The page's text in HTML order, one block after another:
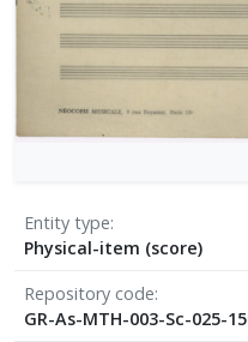
[Φάκελος]
[Φάκελος]
[Φάκελος]
[Φάκελος]
[Φάκελος]
[Φάκελος]
[Φάκελος]
[Φάκελος]
Entity type
Physical-item (score)
Repository code
GR-As-MTH-003-Sc-025-